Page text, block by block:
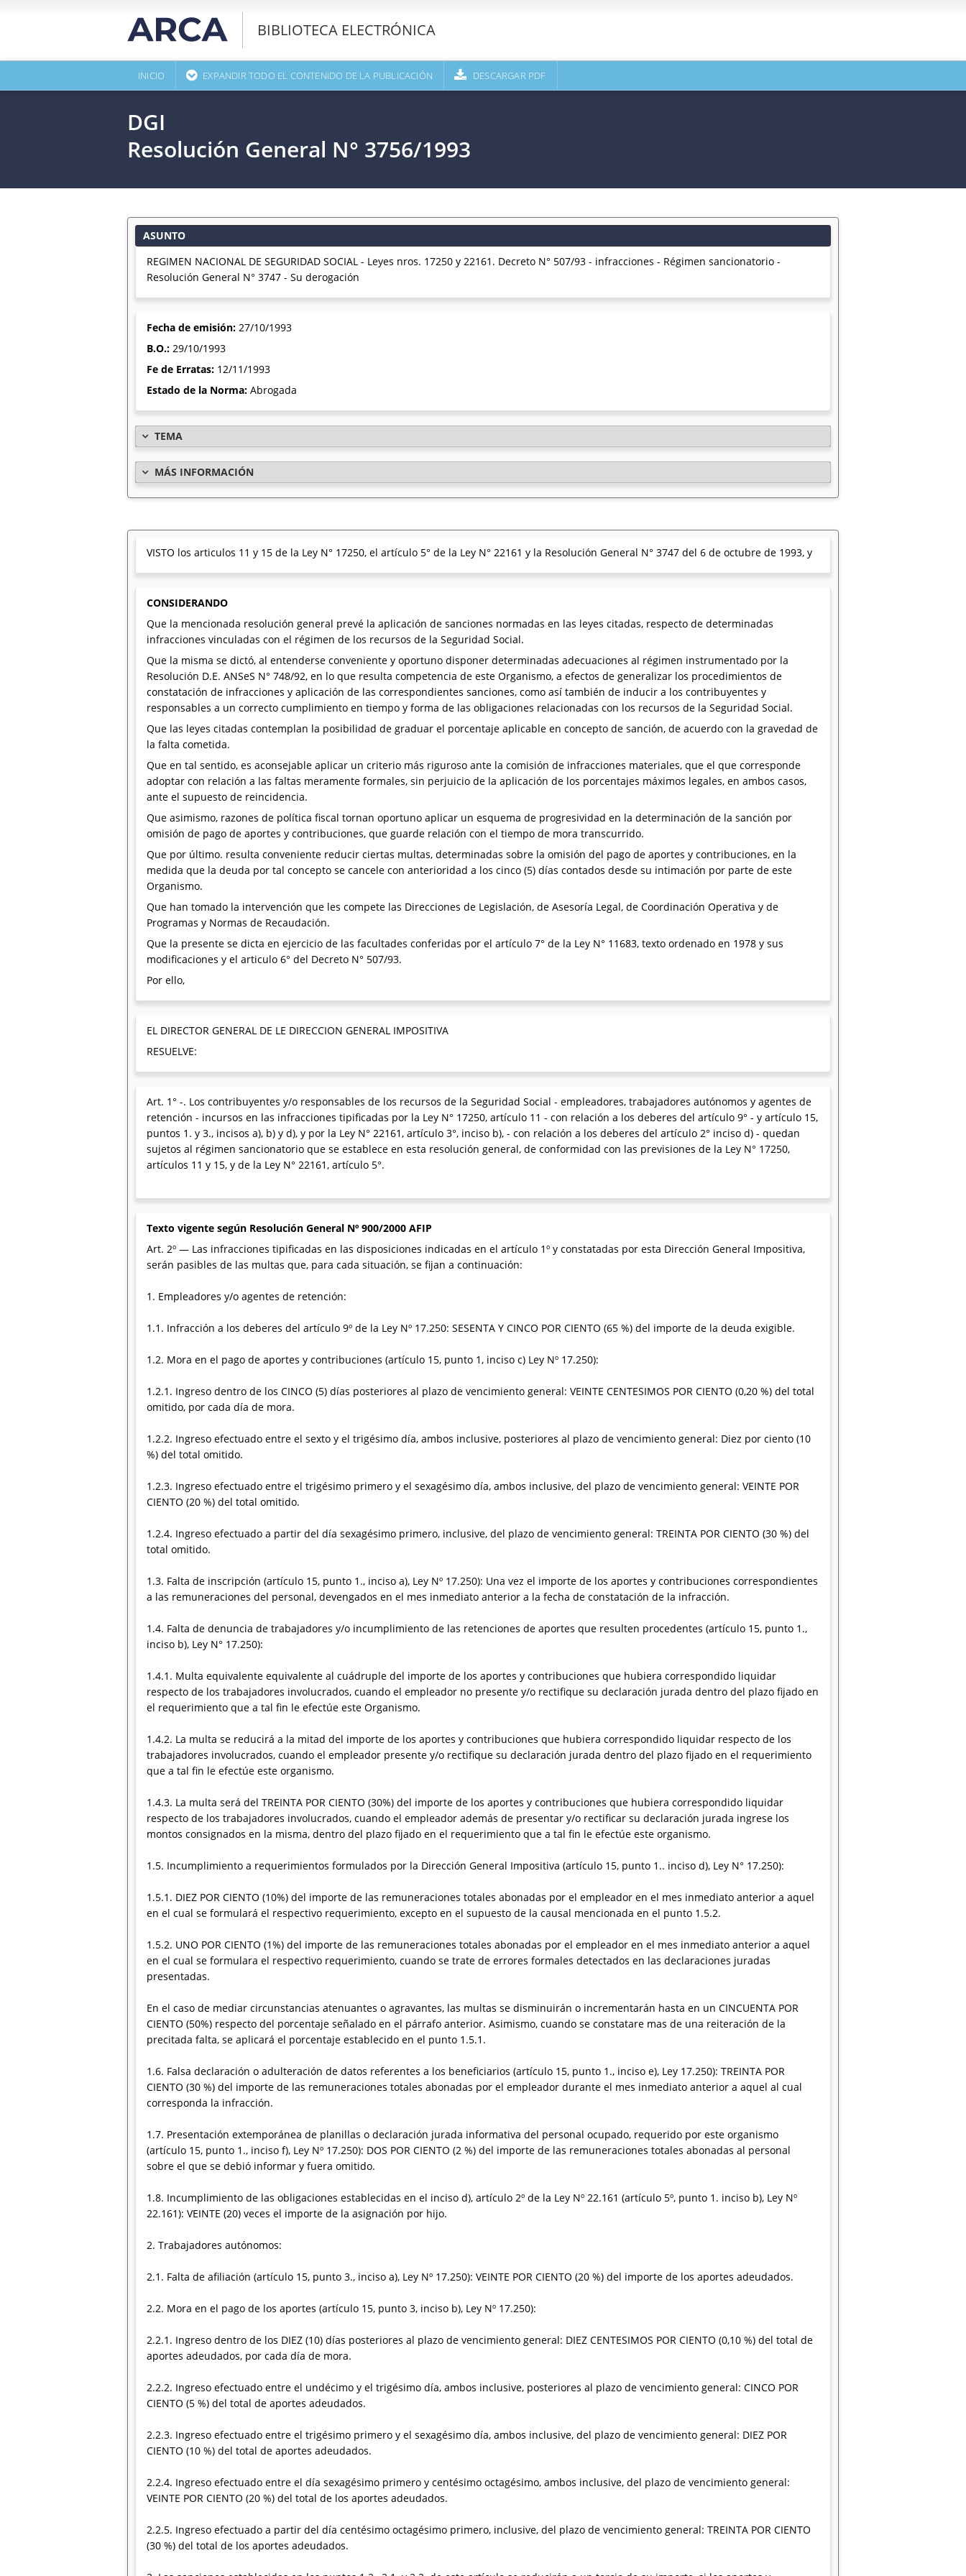
BIBLIOTECA ELECTRÓNICA
INICIO EXPANDIR TODO EL CONTENIDO DE LA PUBLICACIÓN DESCARGAR PDF
DGI
Resolución General N° 3756/1993
ASUNTO
REGIMEN NACIONAL DE SEGURIDAD SOCIAL - Leyes nros. 17250 y 22161. Decreto N° 507/93 - infracciones - Régimen sancionatorio -
Resolución General N° 3747 - Su derogación
Fecha de emisión: 27/10/1993
B.O.: 29/10/1993
Fe de Erratas: 12/11/1993
Estado de la Norma: Abrogada
TEMA
MÁS INFORMACIÓN
VISTO los articulos 11 y 15 de la Ley N° 17250, el artículo 5° de la Ley N° 22161 y la Resolución General N° 3747 del 6 de octubre de 1993, y
CONSIDERANDO
Que la mencionada resolución general prevé la aplicación de sanciones normadas en las leyes citadas, respecto de determinadas
infracciones vinculadas con el régimen de los recursos de la Seguridad Social.
Que la misma se dictó, al entenderse conveniente y oportuno disponer determinadas adecuaciones al régimen instrumentado por la
Resolución D.E. ANSeS N° 748/92, en lo que resulta competencia de este Organismo, a efectos de generalizar los procedimientos de
constatación de infracciones y aplicación de las correspondientes sanciones, como así también de inducir a los contribuyentes y
responsables a un correcto cumplimiento en tiempo y forma de las obligaciones relacionadas con los recursos de la Seguridad Social.
Que las leyes citadas contemplan la posibilidad de graduar el porcentaje aplicable en concepto de sanción, de acuerdo con la gravedad de
la falta cometida.
Que en tal sentido, es aconsejable aplicar un criterio más riguroso ante la comisión de infracciones materiales, que el que corresponde
adoptar con relación a las faltas meramente formales, sin perjuicio de la aplicación de los porcentajes máximos legales, en ambos casos,
ante el supuesto de reincidencia.
Que asimismo, razones de política fiscal tornan oportuno aplicar un esquema de progresividad en la determinación de la sanción por
omisión de pago de aportes y contribuciones, que guarde relación con el tiempo de mora transcurrido.
Que por último. resulta conveniente reducir ciertas multas, determinadas sobre la omisión del pago de aportes y contribuciones, en la
medida que la deuda por tal concepto se cancele con anterioridad a los cinco (5) días contados desde su intimación por parte de este
Organismo.
Que han tomado la intervención que les compete las Direcciones de Legislación, de Asesoría Legal, de Coordinación Operativa y de
Programas y Normas de Recaudación.
Que la presente se dicta en ejercicio de las facultades conferidas por el artículo 7° de la Ley N° 11683, texto ordenado en 1978 y sus
modificaciones y el articulo 6° del Decreto N° 507/93.
Por ello,
EL DIRECTOR GENERAL DE LE DIRECCION GENERAL IMPOSITIVA
RESUELVE:
Art. 1° -. Los contribuyentes y/o responsables de los recursos de la Seguridad Social - empleadores, trabajadores autónomos y agentes de
retención - incursos en las infracciones tipificadas por la Ley N° 17250, artículo 11 - con relación a los deberes del artículo 9° - y artículo 15,
puntos 1. y 3., incisos a), b) y d), y por la Ley N° 22161, artículo 3°, inciso b), - con relación a los deberes del artículo 2° inciso d) - quedan
sujetos al régimen sancionatorio que se establece en esta resolución general, de conformidad con las previsiones de la Ley N° 17250,
artículos 11 y 15, y de la Ley N° 22161, artículo 5°.
Texto vigente según Resolución General Nº 900/2000 AFIP
Art. 2º — Las infracciones tipificadas en las disposiciones indicadas en el artículo 1º y constatadas por esta Dirección General Impositiva,
serán pasibles de las multas que, para cada situación, se fijan a continuación:
1. Empleadores y/o agentes de retención:
1.1. Infracción a los deberes del artículo 9º de la Ley Nº 17.250: SESENTA Y CINCO POR CIENTO (65 %) del importe de la deuda exigible.
1.2. Mora en el pago de aportes y contribuciones (artículo 15, punto 1, inciso c) Ley Nº 17.250):
1.2.1. Ingreso dentro de los CINCO (5) días posteriores al plazo de vencimiento general: VEINTE CENTESIMOS POR CIENTO (0,20 %) del total
omitido, por cada día de mora.
1.2.2. Ingreso efectuado entre el sexto y el trigésimo día, ambos inclusive, posteriores al plazo de vencimiento general: Diez por ciento (10
%) del total omitido.
1.2.3. Ingreso efectuado entre el trigésimo primero y el sexagésimo día, ambos inclusive, del plazo de vencimiento general: VEINTE POR
CIENTO (20 %) del total omitido.
1.2.4. Ingreso efectuado a partir del día sexagésimo primero, inclusive, del plazo de vencimiento general: TREINTA POR CIENTO (30 %) del
total omitido.
1.3. Falta de inscripción (artículo 15, punto 1., inciso a), Ley Nº 17.250): Una vez el importe de los aportes y contribuciones correspondientes
a las remuneraciones del personal, devengados en el mes inmediato anterior a la fecha de constatación de la infracción.
1.4. Falta de denuncia de trabajadores y/o incumplimiento de las retenciones de aportes que resulten procedentes (artículo 15, punto 1.,
inciso b), Ley N° 17.250):
1.4.1. Multa equivalente equivalente al cuádruple del importe de los aportes y contribuciones que hubiera correspondido liquidar
respecto de los trabajadores involucrados, cuando el empleador no presente y/o rectifique su declaración jurada dentro del plazo fijado en
el requerimiento que a tal fin le efectúe este Organismo.
1.4.2. La multa se reducirá a la mitad del importe de los aportes y contribuciones que hubiera correspondido liquidar respecto de los
trabajadores involucrados, cuando el empleador presente y/o rectifique su declaración jurada dentro del plazo fijado en el requerimiento
que a tal fin le efectúe este organismo.
1.4.3. La multa será del TREINTA POR CIENTO (30%) del importe de los aportes y contribuciones que hubiera correspondido liquidar
respecto de los trabajadores involucrados, cuando el empleador además de presentar y/o rectificar su declaración jurada ingrese los
montos consignados en la misma, dentro del plazo fijado en el requerimiento que a tal fin le efectúe este organismo.
1.5. Incumplimiento a requerimientos formulados por la Dirección General Impositiva (artículo 15, punto 1.. inciso d), Ley N° 17.250):
1.5.1. DIEZ POR CIENTO (10%) del importe de las remuneraciones totales abonadas por el empleador en el mes inmediato anterior a aquel
en el cual se formulará el respectivo requerimiento, excepto en el supuesto de la causal mencionada en el punto 1.5.2.
1.5.2. UNO POR CIENTO (1%) del importe de las remuneraciones totales abonadas por el empleador en el mes inmediato anterior a aquel
en el cual se formulara el respectivo requerimiento, cuando se trate de errores formales detectados en las declaraciones juradas
presentadas.
En el caso de mediar circunstancias atenuantes o agravantes, las multas se disminuirán o incrementarán hasta en un CINCUENTA POR
CIENTO (50%) respecto del porcentaje señalado en el párrafo anterior. Asimismo, cuando se constatare mas de una reiteración de la
precitada falta, se aplicará el porcentaje establecido en el punto 1.5.1.
1.6. Falsa declaración o adulteración de datos referentes a los beneficiarios (artículo 15, punto 1., inciso e), Ley 17.250): TREINTA POR
CIENTO (30 %) del importe de las remuneraciones totales abonadas por el empleador durante el mes inmediato anterior a aquel al cual
corresponda la infracción.
1.7. Presentación extemporánea de planillas o declaración jurada informativa del personal ocupado, requerido por este organismo
(artículo 15, punto 1., inciso f), Ley Nº 17.250): DOS POR CIENTO (2 %) del importe de las remuneraciones totales abonadas al personal
sobre el que se debió informar y fuera omitido.
1.8. Incumplimiento de las obligaciones establecidas en el inciso d), artículo 2º de la Ley Nº 22.161 (artículo 5º, punto 1. inciso b), Ley Nº
22.161): VEINTE (20) veces el importe de la asignación por hijo.
2. Trabajadores autónomos:
2.1. Falta de afiliación (artículo 15, punto 3., inciso a), Ley Nº 17.250): VEINTE POR CIENTO (20 %) del importe de los aportes adeudados.
2.2. Mora en el pago de los aportes (artículo 15, punto 3, inciso b), Ley Nº 17.250):
2.2.1. Ingreso dentro de los DIEZ (10) días posteriores al plazo de vencimiento general: DIEZ CENTESIMOS POR CIENTO (0,10 %) del total de
aportes adeudados, por cada día de mora.
2.2.2. Ingreso efectuado entre el undécimo y el trigésimo día, ambos inclusive, posteriores al plazo de vencimiento general: CINCO POR
CIENTO (5 %) del total de aportes adeudados.
2.2.3. Ingreso efectuado entre el trigésimo primero y el sexagésimo día, ambos inclusive, del plazo de vencimiento general: DIEZ POR
CIENTO (10 %) del total de aportes adeudados.
2.2.4. Ingreso efectuado entre el día sexagésimo primero y centésimo octagésimo, ambos inclusive, del plazo de vencimiento general:
VEINTE POR CIENTO (20 %) del total de los aportes adeudados.
2.2.5. Ingreso efectuado a partir del día centésimo octagésimo primero, inclusive, del plazo de vencimiento general: TREINTA POR CIENTO
(30 %) del total de los aportes adeudados.